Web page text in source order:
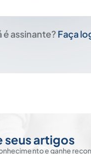
é assinante? Faça
seus artigos
e ganhe